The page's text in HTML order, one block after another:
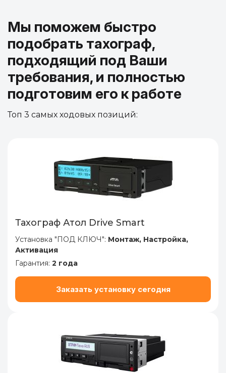
Мы поможем быстро
подобрать тахограф,
подходящий под Ваши
требования, и полностью
подготовим его к работе
Топ 3 самых ходовых позиций:
Тахограф Атол Drive Smart
Установка "ПОД КЛЮЧ": Монтаж, Настройка,
Активация
Гарантия: 2 года
Заказать установку сегодня